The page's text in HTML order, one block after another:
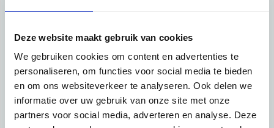
Deze website maakt gebruik van cookies
We gebruiken cookies om content en advertenties te
personaliseren, om functies voor social media te bieden
en om ons websiteverkeer te analyseren. Ook delen we
informatie over uw gebruik van onze site met onze
partners voor social media, adverteren en analyse. Deze
Tip 1:
Schrijf een duidelijke introductie en geef de volgende
informatie mee:
Ben je student, werkachtig of werkzoekend